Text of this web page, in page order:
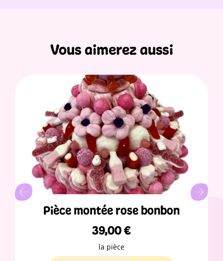
Vous aimerez aussi
Pièce montée rose bonbon
39,00€
la pièce